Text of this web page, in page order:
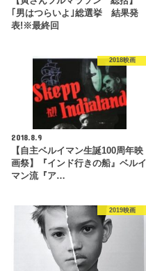
｢男はつらいよ｣総選挙 結果発
表!※最終回
2018映画
2018.8.9
【自主ベルイマン生誕100周年映
画祭】『インド行きの船』ベルイ
マン流『ア…
2019映画